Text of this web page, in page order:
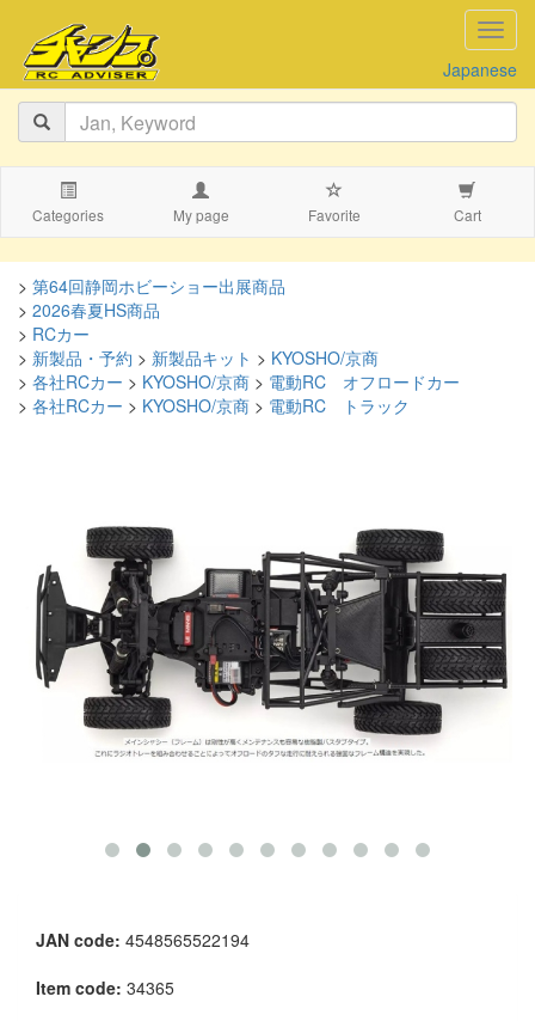
Japanese
Categories My page Favorite Cart
> 第64回静岡ホビーショー出展商品
> 2026春夏HS商品
> RCカー
> 新製品・予約 > 新製品キット > KYOSHO/京商
> 各社RCカー > KYOSHO/京商 > 電動RC オフロードカー
> 各社RCカー > KYOSHO/京商 > 電動RC トラック
JAN code: 4548565522194
Item code: 34365